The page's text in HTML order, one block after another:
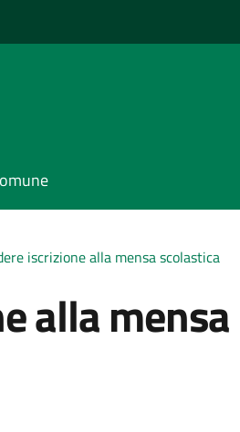
iscrizione alla mensa scolastica
alla mensa